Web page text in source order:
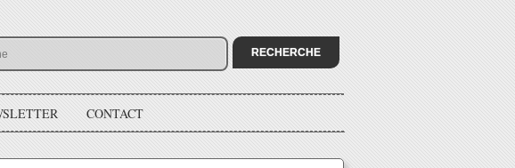
CONTACT